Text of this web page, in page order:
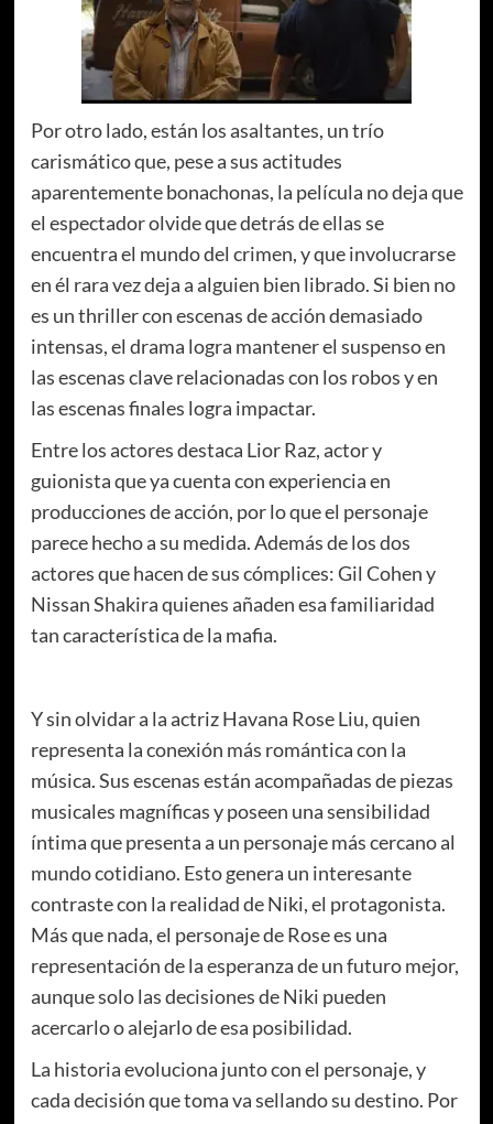
Por otro lado, están los asaltantes, un trío
carismático que, pese a sus actitudes
aparentemente bonachonas, la película no deja que
el espectador olvide que detrás de ellas se
encuentra el mundo del crimen, y que involucrarse
en él rara vez deja a alguien bien librado. Si bien no
es un thriller con escenas de acción demasiado
intensas, el drama logra mantener el suspenso en
las escenas clave relacionadas con los robos y en
las escenas finales logra impactar.
Entre los actores destaca Lior Raz, actor y
guionista que ya cuenta con experiencia en
producciones de acción, por lo que el personaje
parece hecho a su medida. Además de los dos
actores que hacen de sus cómplices: Gil Cohen y
Nissan Shakira quienes añaden esa familiaridad
tan característica de la mafia.
Y sin olvidar a la actriz Havana Rose Liu, quien
representa la conexión más romántica con la
música. Sus escenas están acompañadas de piezas
musicales magníficas y poseen una sensibilidad
íntima que presenta a un personaje más cercano al
mundo cotidiano. Esto genera un interesante
contraste con la realidad de Niki, el protagonista.
Más que nada, el personaje de Rose es una
representación de la esperanza de un futuro mejor,
aunque solo las decisiones de Niki pueden
acercarlo o alejarlo de esa posibilidad.
La historia evoluciona junto con el personaje, y
cada decisión que toma va sellando su destino. Por